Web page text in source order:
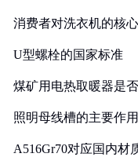
消费者对洗衣机的核
U型螺栓的国家标准
煤矿用电热取暖器是
照明母线槽的主要作
A516Gr70对应国内材